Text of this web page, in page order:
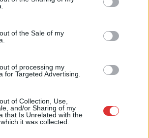
to Google and its third-party tags to
specified purposes in below Google
of the Sale of my
of processing my
for Targeted Advertising.
of Collection, Use,
and/or Sharing of my
that Is Unrelated with the
it was collected.
feliratkozás